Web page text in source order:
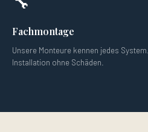
Fachmontage
Unsere Monteure kennen jedes
Installation ohne Schäden.